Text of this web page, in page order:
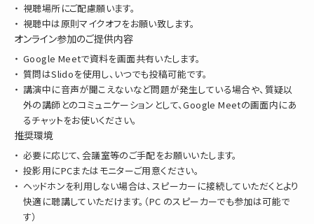
視聴場所にご配慮願います。
視聴中は原則マイクオフをお願い致します。
オンライン参加のご提供内容
Google Meetで資料を画面共有いたします。
質問はSlidoを使用し、いつでも投稿可能です。
講演中に音声が聞こえないなど問題が発生している場合や、質疑以
外の講師とのコミュニケーションとして、Google Meetの画面内にあ
るチャットをお使いください。
推奨環境
必要に応じて、会議室等のご手配をお願いいたします。
投影用にPCまたはモニターご用意ください。
ヘッドホンを利用しない場合は、スピーカーに接続していただくとより
快適に聴講していただけます。（PC のスピーカーでも参加は可能で
す）